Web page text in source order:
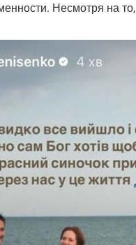
Несмотря на